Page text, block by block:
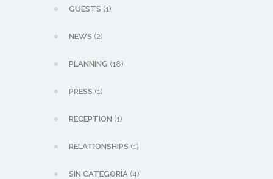
GUESTS (1)
NEWS (2)
PLANNING (18)
PRESS (1)
RECEPTION (1)
RELATIONSHIPS (1)
SIN CATEGORÍA (4)